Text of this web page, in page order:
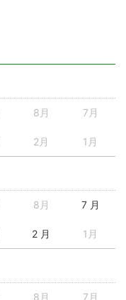
8月 7月
2月 1月
8月 7 月
2 月 1月
8月 7月